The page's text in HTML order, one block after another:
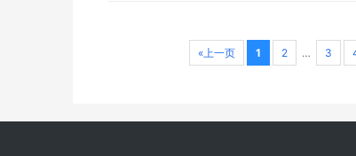
«上一页 1 2 … 3